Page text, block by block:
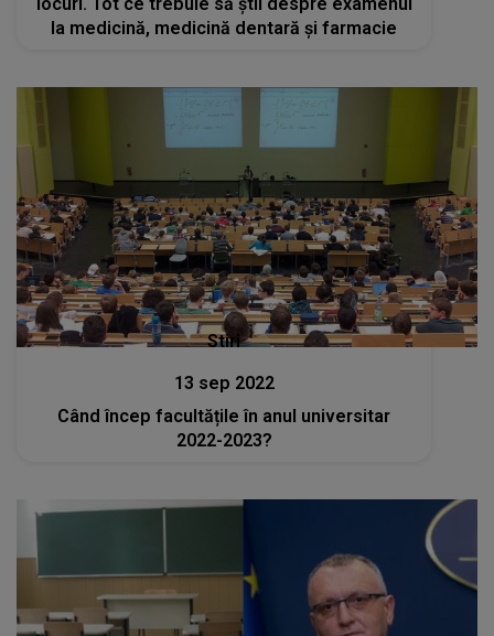
la medicină, medicină dentară și farmacie
Stiri
13 sep 2022
Când încep facultățile în anul universitar
2022-2023?